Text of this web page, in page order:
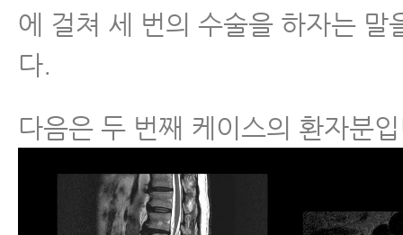
에 걸쳐 세 번의 수술을 하자는 말
다.
다음은 두 번째 케이스의 환자분